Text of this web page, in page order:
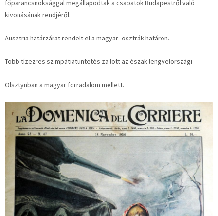
főparancsnoksággal megállapodtak a csapatok Budapestről való
kivonásának rendjéről.
Ausztria határzárat rendelt el a magyar–osztrák határon.
Több tízezres szimpátiatüntetés zajlott az észak-lengyelországi
Olsztynban a magyar forradalom mellett.